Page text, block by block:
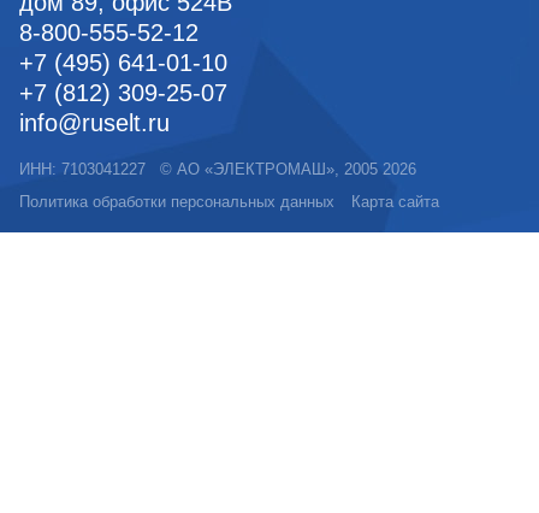
8-800-555-52-12
+7 (495) 641-01-10
+7 (812) 309-25-07
info@ruselt.ru
ИНН: 7103041227 © АО «ЭЛЕКТРОМАШ» , 2005 2026
Политика обработки персональных данных
Карта сайта